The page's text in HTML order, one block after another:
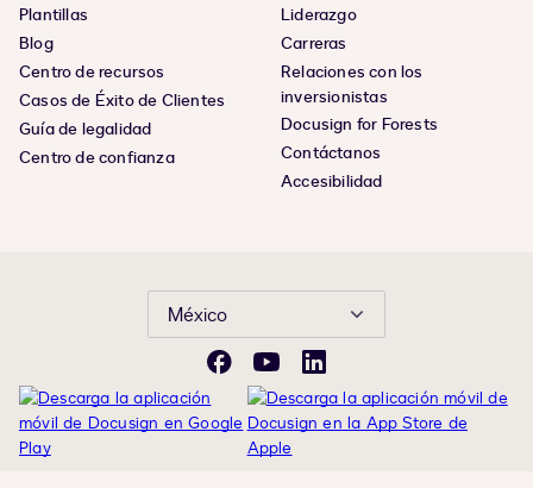
Plantillas
Blog
Centro de recursos
Casos de Éxito de Clientes
Guía de legalidad
Centro de confianza
Liderazgo
Carreras
Relaciones con los
inversionistas
Docusign for Forests
Contáctanos
Accesibilidad
México
FacebookYouTubeLinkedIn